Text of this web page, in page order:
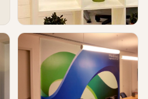
טפטים ומדבקות קיר בעסקים
עיצוב משרדי הייטק – מדבקות מדיה
חברתית